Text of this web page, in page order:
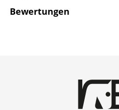
Bewertungen